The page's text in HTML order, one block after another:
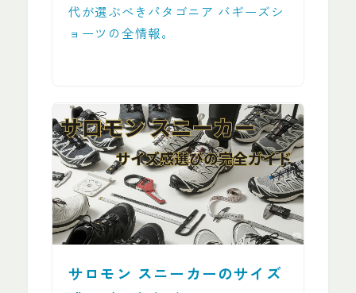
代が選ぶべきパタゴニア バギーズシ
ョーツの全情報。
サロモン スニーカーのサイズ